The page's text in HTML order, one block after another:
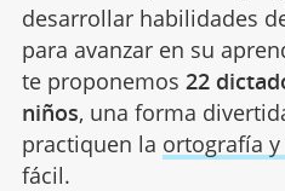
desarrollar habilidades
para avanzar en su
te proponemos 22
niños, una forma
practiquen la ortografía
fácil.